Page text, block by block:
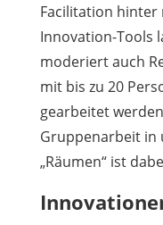
Facilitation hinter
Innovation-Tools
moderiert auch
mit bis zu 20
gearbeitet
Gruppenarbeit in
„Räumen“ ist